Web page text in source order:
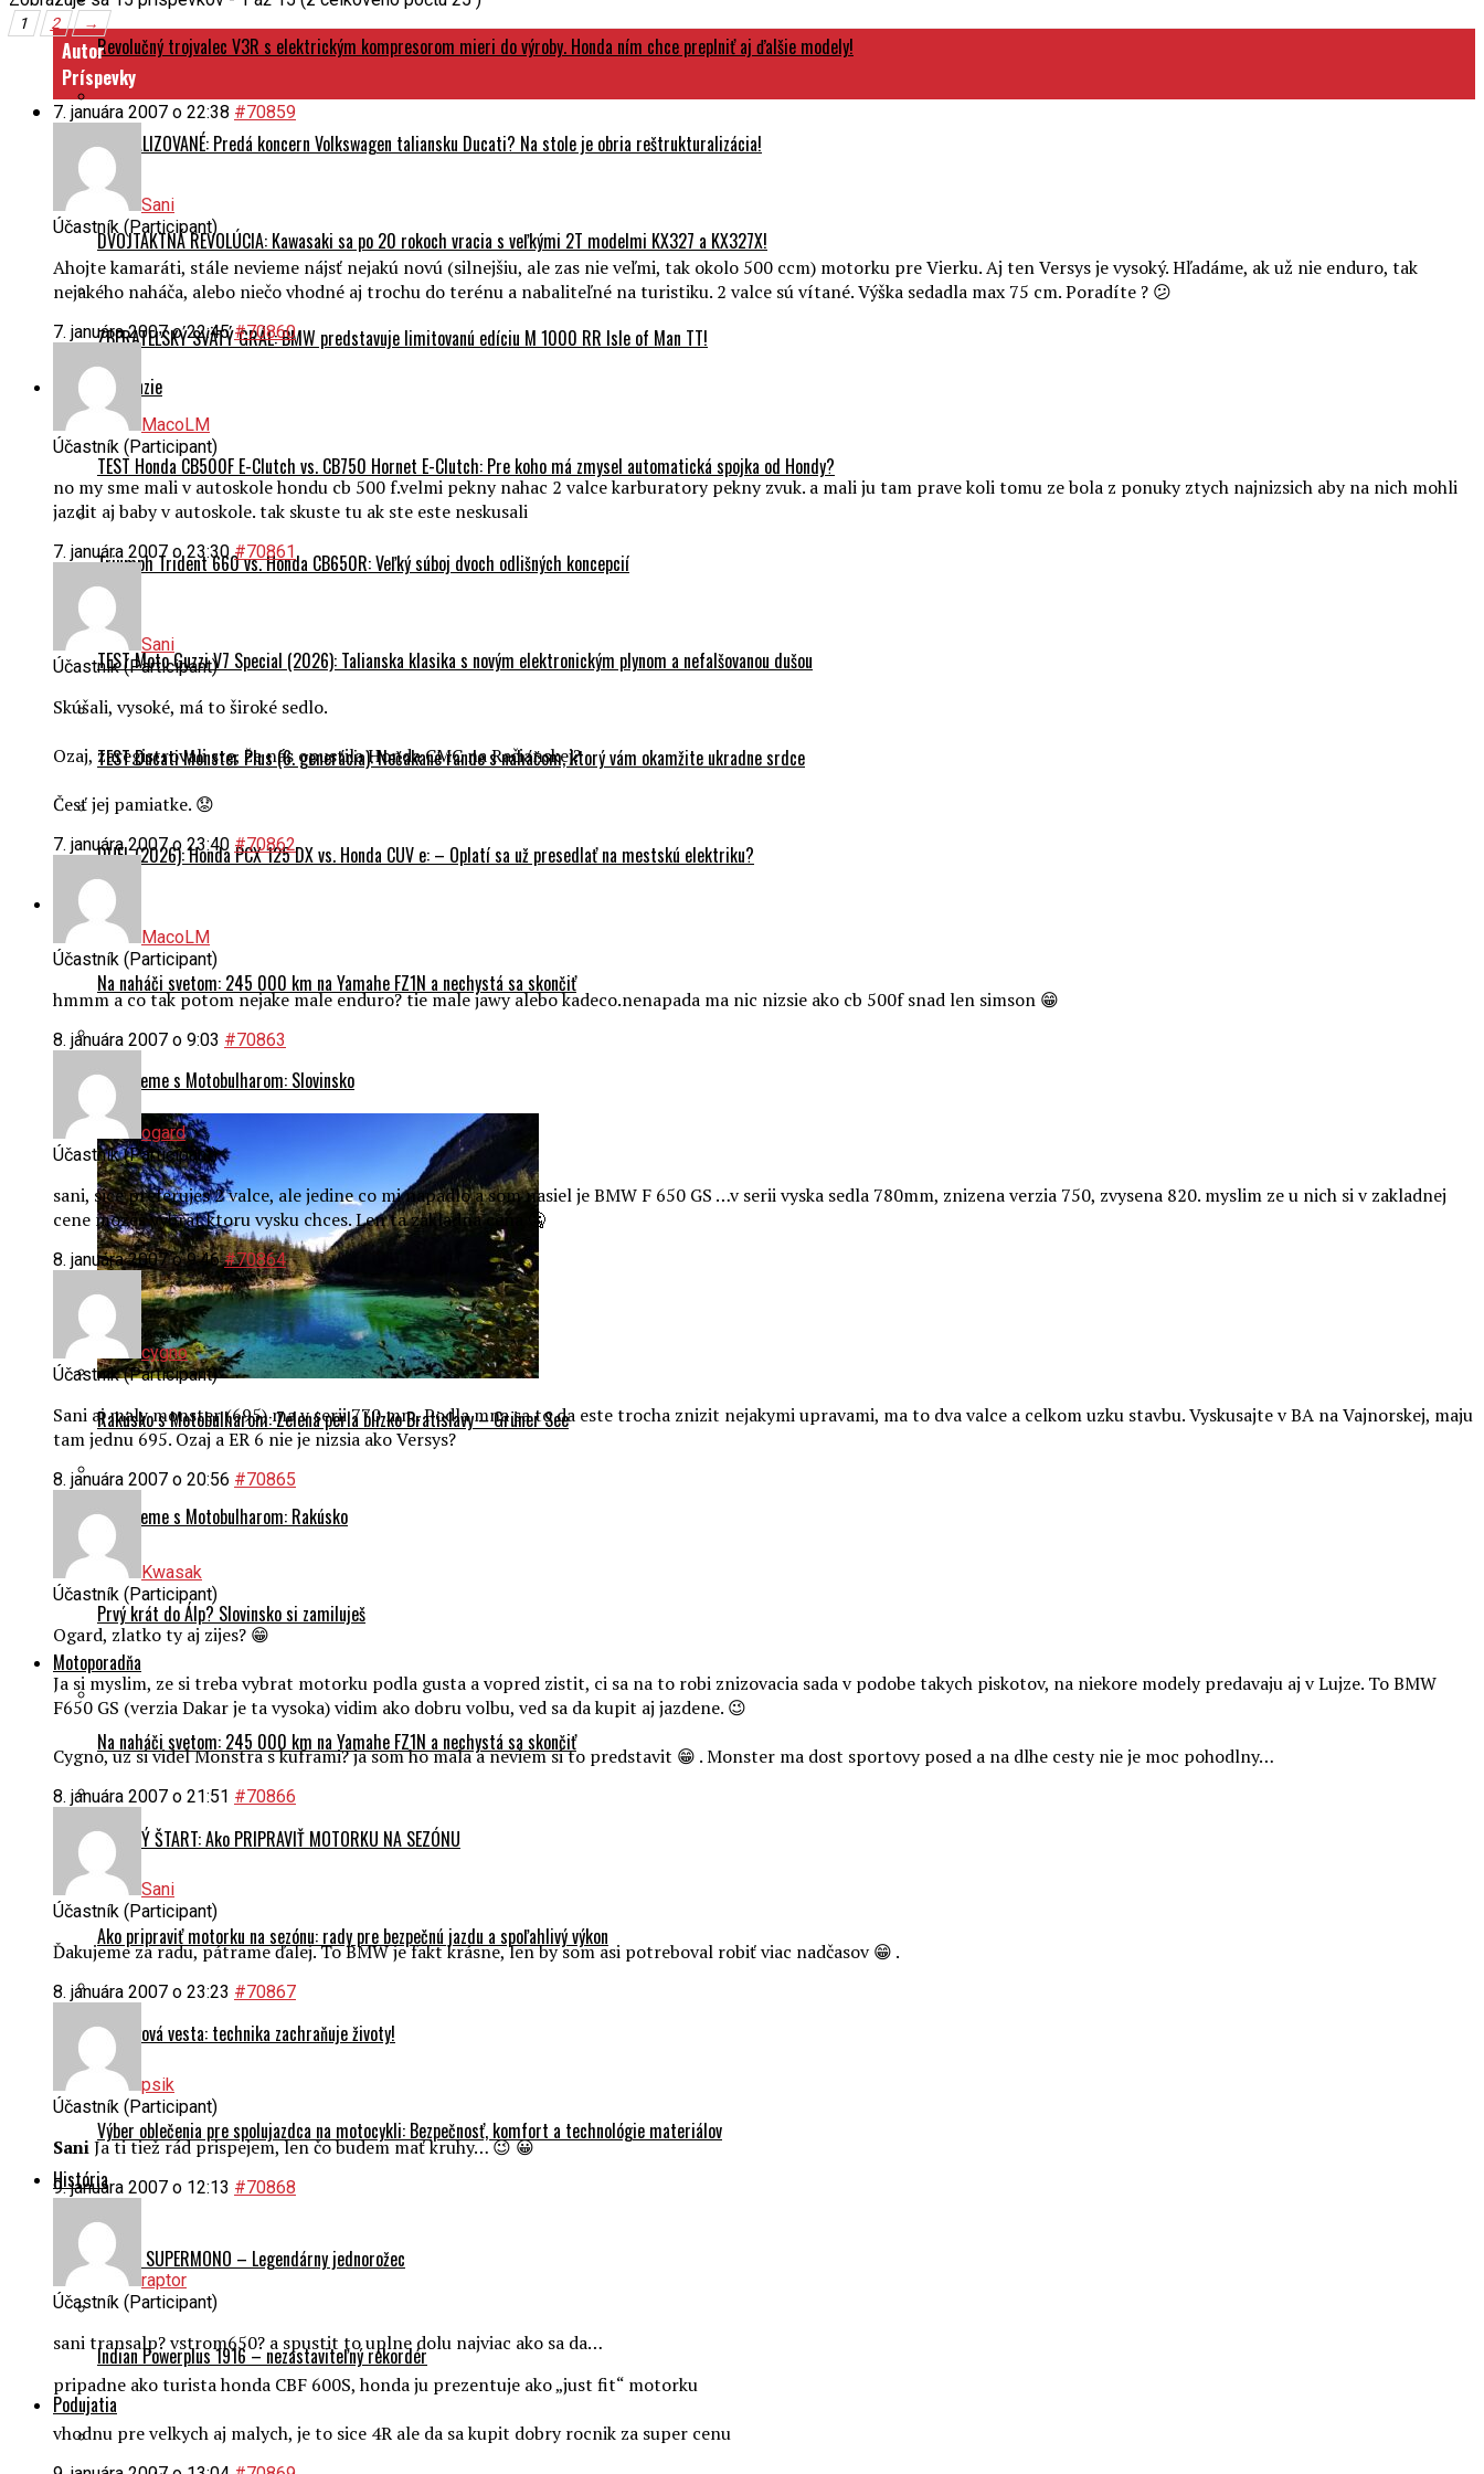
Revolučný trojvalec V3R s elektrickým kompresorom mieri do výroby. Honda ním chce preplniť aj ďalšie modely!
AKTUALIZOVANÉ: Predá koncern Volkswagen taliansku Ducati? Na stole je obria reštrukturalizácia!
DVOJTAKTNÁ REVOLÚCIA: Kawasaki sa po 20 rokoch vracia s veľkými 2T modelmi KX327 a KX327X!
ZBERATEĽSKÝ SVÄTÝ GRÁL: BMW predstavuje limitovanú edíciu M 1000 RR Isle of Man TT!
Testy a recenzie
TEST Honda CB500F E-Clutch vs. CB750 Hornet E-Clutch: Pre koho má zmysel automatická spojka od Hondy?
Triumph Trident 660 vs. Honda CB650R: Veľký súboj dvoch odlišných koncepcií
TEST Moto Guzzi V7 Special (2026): Talianska klasika s novým elektronickým plynom a nefalšovanou dušou
TEST Ducati Monster Plus (6. generácia): Nečakané rande s naháčom, ktorý vám okamžite ukradne srdce
DUEL (2026): Honda PCX 125 DX vs. Honda CUV e: – Oplatí sa už presedlať na mestskú elektriku?
Cestovanie
Na naháči svetom: 245 000 km na Yamahe FZ1N a nechystá sa skončiť
Cestujeme s Motobulharom: Slovinsko
Rakúsko s Motobulharom: Zelená perla blízko Bratislavy – Grüner See
Cestujeme s Motobulharom: Rakúsko
Prvý krát do Álp? Slovinsko si zamiluješ
Motoporadňa
Na naháči svetom: 245 000 km na Yamahe FZ1N a nechystá sa skončiť
HLADKÝ ŠTART: Ako PRIPRAVIŤ MOTORKU NA SEZÓNU
Ako pripraviť motorku na sezónu: rady pre bezpečnú jazdu a spoľahlivý výkon
Airbagová vesta: technika zachraňuje životy!
Výber oblečenia pre spolujazdca na motocykli: Bezpečnosť, komfort a technológie materiálov
História
Ducati SUPERMONO – Legendárny jednorožec
Indian Powerplus 1916 – nezastaviteľný rekordér
Podujatia
1 2 →
Autor
Príspevky
7. januára 2007 o 22:38 #70859
Sani
Účastník (Participant)
Ahojte kamaráti, stále nevieme nájsť nejakú novú (silnejšiu, ale zas nie veľmi, tak okolo 500 ccm) motorku pre Vierku. Aj ten Versys je vysoký. Hľadáme, ak už nie enduro, tak
nejakého naháča, alebo niečo vhodné aj trochu do terénu a nabaliteľné na turistiku. 2 valce sú vítané. Výška sedadla max 75 cm. Poradíte ? 😕
7. januára 2007 o 22:45 #70860
MacoLM
Účastník (Participant)
no my sme mali v autoskole hondu cb 500 f.velmi pekny nahac 2 valce karburatory pekny zvuk. a mali ju tam prave koli tomu ze bola z ponuky ztych najnizsich aby na nich mohli
jazdit aj baby v autoskole. tak skuste tu ak ste este neskusali
7. januára 2007 o 23:30 #70861
Sani
Účastník (Participant)
Skúšali, vysoké, má to široké sedlo.
Ozaj, zaregistrovali ste, že nás opustila Honda CMC na Račianskej?
Česť jej pamiatke. 😟
7. januára 2007 o 23:40 #70862
MacoLM
Účastník (Participant)
hmmm a co tak potom nejake male enduro? tie male jawy alebo kadeco.nenapada ma nic nizsie ako cb 500f snad len simson 😁
8. januára 2007 o 9:03 #70863
ogard
Účastník (Participant)
sani, sice preferujes 2 valce, ale jedine co mi napadlo a som nasiel je BMW F 650 GS …v serii vyska sedla 780mm, znizena verzia 750, zvysena 820. myslim ze u nich si v zakladnej
cene mozes vybrat ktoru vysku chces. Len ta zakladna cena 🤐
8. januára 2007 o 9:46 #70864
cygno
Účastník (Participant)
Sani aj maly monster (695) ma v serii 770 mm. Podla mna sa to da este trocha znizit nejakymi upravami, ma to dva valce a celkom uzku stavbu. Vyskusajte v BA na Vajnorskej, maju
tam jednu 695. Ozaj a ER 6 nie je nizsia ako Versys?
8. januára 2007 o 20:56 #70865
Kwasak
Účastník (Participant)
Ogard, zlatko ty aj zijes? 😁
Ja si myslim, ze si treba vybrat motorku podla gusta a vopred zistit, ci sa na to robi znizovacia sada v podobe takych piskotov, na niekore modely predavaju aj v Lujze. To BMW
F650 GS (verzia Dakar je ta vysoka) vidim ako dobru volbu, ved sa da kupit aj jazdene. 😉
Cygno, uz si videl Monstra s kuframi? ja som ho mala a neviem si to predstavit 😁 . Monster ma dost sportovy posed a na dlhe cesty nie je moc pohodlny…
8. januára 2007 o 21:51 #70866
Sani
Účastník (Participant)
Ďakujeme za radu, pátrame ďalej. To BMW je fakt krásne, len by som asi potreboval robiť viac nadčasov 😁 .
8. januára 2007 o 23:23 #70867
psik
Účastník (Participant)
SaniJa ti tiež rád prispejem, len čo budem mať kruhy… 😉 😀
9. januára 2007 o 12:13 #70868
raptor
Účastník (Participant)
sani transalp? vstrom650? a spustit to uplne dolu najviac ako sa da…
pripadne ako turista honda CBF 600S, honda ju prezentuje ako „just fit“ motorku
vhodnu pre velkych aj malych, je to sice 4R ale da sa kupit dobry rocnik za super cenu